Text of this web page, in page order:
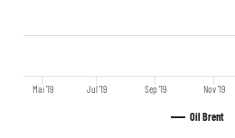
Oil Brent
Mai '19 Jul '19 Sep '19 Nov '19